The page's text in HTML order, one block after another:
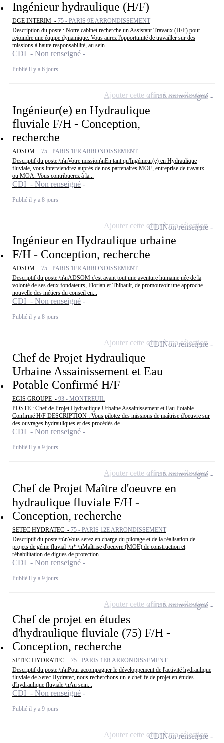
Ingénieur hydraulique (H/F)
DGE INTERIM - 75 - PARIS 9E ARRONDISSEMENT
Description du poste : Notre cabinet recherche un Assistant Travaux (H/F) pour
rejoindre une équipe dynamique. Vous aurez l'opportunité de travailler sur des
missions à haute responsabilité, au sein...
CDI - Non renseigné
Publié il y a 6 jours
Ingénieur(e) en Hydraulique
fluviale F/H - Conception,
recherche
ADSOM - 75 - PARIS 1ER ARRONDISSEMENT
Descriptif du poste:\n\nVotre mission\nEn tant qu'Ingénieur(e) en Hydraulique
fluviale, vous interviendrez auprès de nos partenaires MOE, entreprise de travaux
ou MOA. Vous contribuerez à la...
CDI - Non renseigné
Publié il y a 8 jours
CDINon renseigné
Ajouter cette offre à ma sélection
Ingénieur en Hydraulique urbaine
F/H - Conception, recherche
ADSOM - 75 - PARIS 1ER ARRONDISSEMENT
Descriptif du poste:\n\nADSOM c'est avant tout une aventure humaine née de la
volonté de ses deux fondateurs, Florian et Thibault, de promouvoir une approche
nouvelle des métiers du conseil en...
CDI - Non renseigné
Publié il y a 8 jours
CDINon renseigné
Ajouter cette offre à ma sélection
Chef de Projet Hydraulique
Urbaine Assainissement et Eau
Potable Confirmé H/F
EGIS GROUPE - 93 - MONTREUIL
POSTE : Chef de Projet Hydraulique Urbaine Assainissement et Eau Potable
Confirmé H/F DESCRIPTION : Vous pilotez des missions de maîtrise d'oeuvre sur
des ouvrages hydrauliques et des procédés de...
CDI - Non renseigné
Publié il y a 9 jours
CDINon renseigné
Ajouter cette offre à ma sélection
Chef de Projet Maître d'oeuvre en
hydraulique fluviale F/H -
Conception, recherche
SETEC HYDRATEC - 75 - PARIS 12E ARRONDISSEMENT
Descriptif du poste:\n\nVous serez en charge du pilotage et de la réalisation de
projets de génie fluvial :\n* \nMaîtrise d'oeuvre (MOE) de construction et
réhabilitation de digues de protection...
CDI - Non renseigné
Publié il y a 9 jours
CDINon renseigné
Ajouter cette offre à ma sélection
Chef de projet en études
d'hydraulique fluviale (75) F/H -
Conception, recherche
SETEC HYDRATEC - 75 - PARIS 1ER ARRONDISSEMENT
Descriptif du poste:\n\nPour accompagner le développement de l'activité hydraulique
fluviale de Setec Hydratec, nous recherchons un-e chef-fe de projet en études
d'hydraulique fluviale.\nAu sein...
CDI - Non renseigné
Publié il y a 9 jours
CDINon renseigné
Ajouter cette offre à ma sélection
CDINon renseigné
Ajouter cette offre à ma sélection